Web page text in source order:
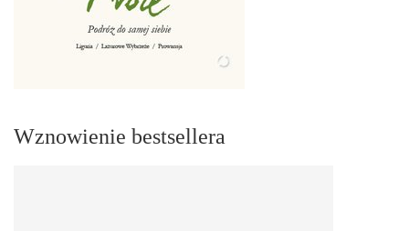
Wznowienie bestsellera